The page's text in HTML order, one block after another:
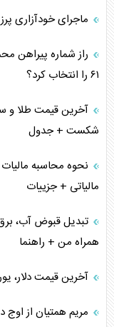
فضای مجازی، چالش
پیامدهای خطرناک
ماجرای خودآزاری
راز شماره پیراهن
۶۱ را انتخاب کرد؟
شکست + جدول
نحوه محاسبه مالیات
مالیاتی + جزییات
تبدیل قبوض آب،
همراه من + راهنما
آخرین قیمت دلار، یورو و سایر
مریم همتیان از اوج